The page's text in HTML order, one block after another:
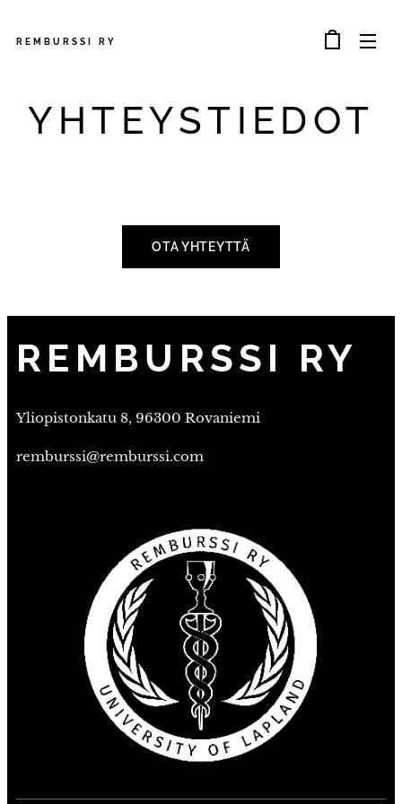
REMBURSSI RY
YHTEYSTIEDOT
OTA YHTEYTTÄ
REMBURSSI RY
Yliopistonkatu 8, 96300 Rovaniemi
remburssi@remburssi.com